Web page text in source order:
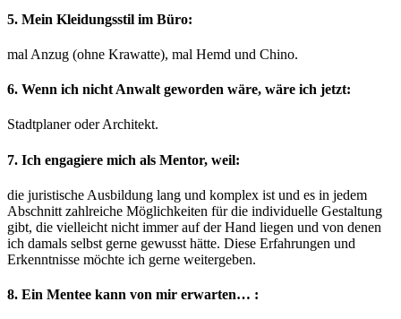
5. Mein Kleidungsstil im Büro:
mal Anzug (ohne Krawatte), mal Hemd und Chino.
6. Wenn ich nicht Anwalt geworden wäre, wäre ich jetzt:
Stadtplaner oder Architekt.
7. Ich engagiere mich als Mentor, weil:
die juristische Ausbildung lang und komplex ist und es in jedem
Abschnitt zahlreiche Möglichkeiten für die individuelle Gestaltung
gibt, die vielleicht nicht immer auf der Hand liegen und von denen
ich damals selbst gerne gewusst hätte. Diese Erfahrungen und
Erkenntnisse möchte ich gerne weitergeben.
8. Ein Mentee kann von mir erwarten… :